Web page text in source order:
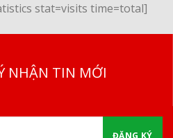
stat=visits time=total]
NHẬN TIN MỚI
ĐĂNG KÝ